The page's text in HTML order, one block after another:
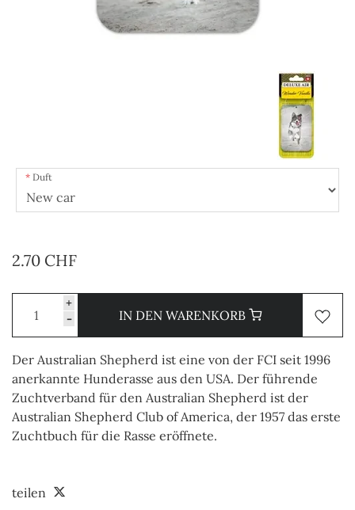
Duft
2.70 CHF
+
-
IN DEN WARENKORB
Der Australian Shepherd ist eine von der FCI seit 1996
anerkannte Hunderasse aus den USA. Der führende
Zuchtverband für den Australian Shepherd ist der
Australian Shepherd Club of America, der 1957 das erste
Zuchtbuch für die Rasse eröffnete.
teilen